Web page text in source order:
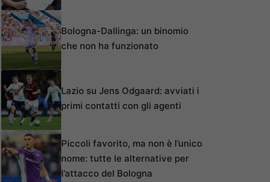
Bologna-Dallinga: un binomio
che non ha funzionato
Lazio su Jens Odgaard: avviati i
primi contatti con gli agenti
Piccoli favorito, ma non è l’unico
nome: tutte le alternative per
l’attacco del Bologna